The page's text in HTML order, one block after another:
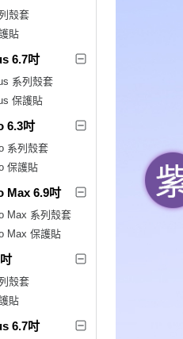
殼套
貼
6.7吋
系列殼套
保護貼
6.3吋
系列殼套
保護貼
Max 6.9吋
Max 系列殼套
Max 保護貼
殼套
貼
6.7吋